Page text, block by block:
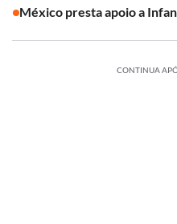
México presta apoio a
CONTINUA